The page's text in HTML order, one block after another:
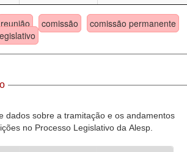
reunião comissão
comissão permanente
dados sobre a tramitação e os andamentos
no Processo Legislativo da Alesp.